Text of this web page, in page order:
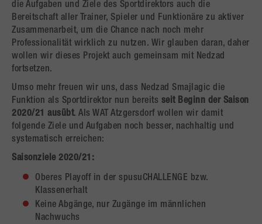
die Aufgaben und Ziele des Sportdirektors auch die
Bereitschaft aller Trainer, Spieler und Funktionäre zu aktiver
Zusammenarbeit, um die Chance nach noch mehr
Professionalität wirklich zu nutzen. Wir glauben daran, daher
wollen wir dieses Projekt auch gemeinsam mit Nedzad
fortsetzen.
Umso mehr freuen wir uns, dass Nedzad Smajlagic die
Funktion als Sportdirektor nun bereits seit Beginn der Saison
2020/21 ausübt. Als WAT Atzgersdorf wollen wir damit
folgende Ziele und Aufgaben noch besser, nachhaltig und
systematisch erreichen:
Saisonziele 2020/21:
Oberes Playoff in der spusuCHALLENGE bzw.
Klassenerhalt
Keine Abgänge, nur Zugänge im männlichen
Nachwuchs